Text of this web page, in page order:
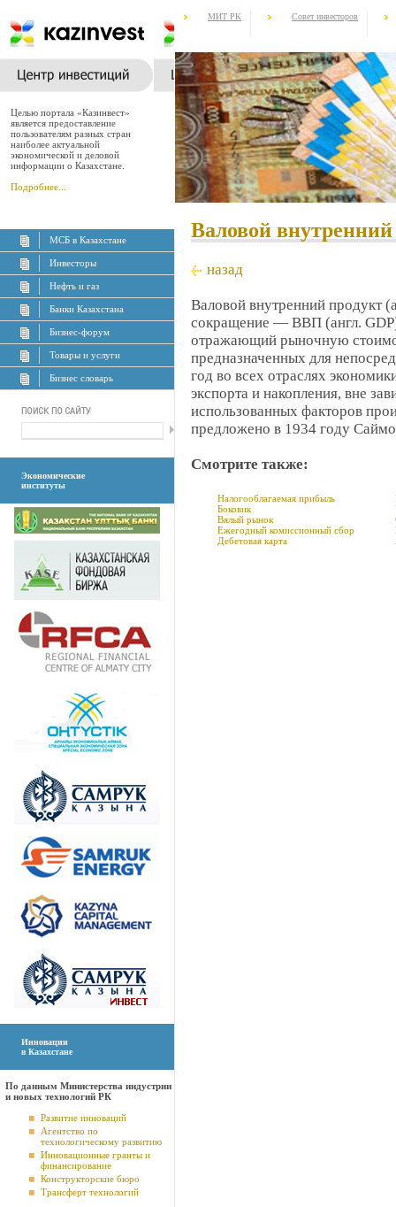
Целью портала «Казинвест»
является предоставление
пользователям разных стран
наиболее актуальной
экономической и деловой
информации о Казахстане.
Подробнее...
МСБ в Казахстане
Инвесторы
Нефть и газ
Банки Казахстана
Бизнес-форум
Товары и услуги
Бизнес словарь
Экономические
институты
Инновации
в Казахстане
По данным Министерства индустрии
и новых технологий РК
Развитие инноваций
Агентство по
технологическому развитию
Инновационные гранты и
финансирование
Конструкторские бюро
Трансферт технологий
МИТ РК Совет инвесторов
Валовой
назад
Валовой внутренний продукт
сокращение — ВВП (англ.
отражающий рыночную
предназначенных для
год во всех отраслях
экспорта и накопления, вне
использованных факторов
предложено в 1934 году
Смотрите также:
Налогооблагаемая прибыль
Боковик
Вялый рынок
Ежегодный комиссионный сбор
Дебетовая карта